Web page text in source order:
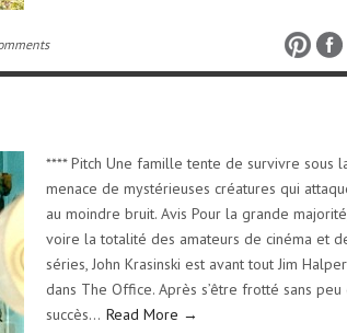
**** Pitch Une famille tente de survivre sous
menace de mystérieuses créatures qui
au moindre bruit. Avis Pour la grande
voire la totalité des amateurs de cinéma et
séries, John Krasinski est avant tout Jim
dans The Office. Après s’être frotté sans peu
succès… Read More →